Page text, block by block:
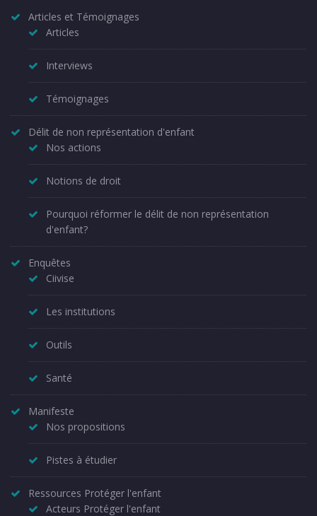
Articles et Témoignages
Articles
Interviews
Témoignages
Délit de non représentation d'enfant
Nos actions
Notions de droit
Pourquoi réformer le délit de non représentation
d'enfant?
Enquêtes
Ciivise
Les institutions
Outils
Santé
Manifeste
Nos propositions
Pistes à étudier
Ressources Protéger l'enfant
Acteurs Protéger l'enfant